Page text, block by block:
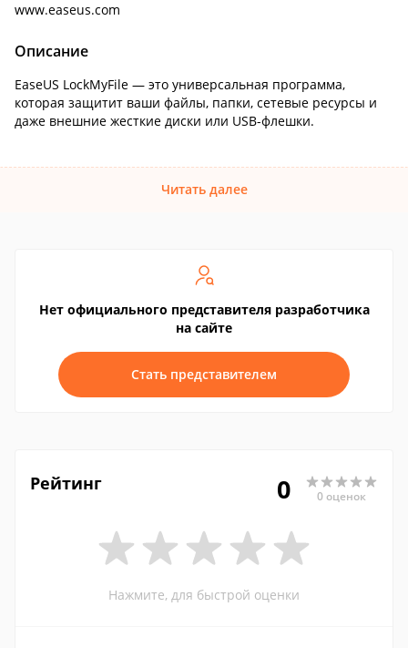
www.easeus.com
Описание
EaseUS LockMyFile — это универсальная программа,
которая защитит ваши файлы, папки, сетевые ресурсы и
даже внешние жесткие диски или USB-флешки.
Читать далее
Нет официального представителя разработчика
на сайте
Стать представителем
Рейтинг 0 0 оценок
Нажмите, для быстрой оценки